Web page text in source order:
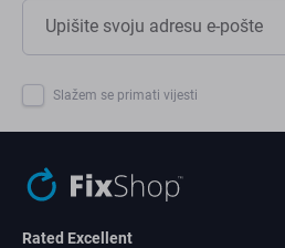
Slažem se primati vijesti
Rated Excellent